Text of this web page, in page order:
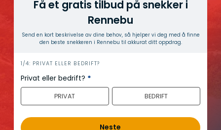
Få et gratis tilbud på snekker i
Rennebu
Send en kort beskrivelse av dine behov, så hjelper vi deg med å finne
den beste snekkeren i Rennebu til akkurat ditt oppdrag.
h
e
r
1/4: PRIVAT ELLER BEDRIFT?
Privat eller bedrift? *
PRIVAT BEDRIFT
Neste